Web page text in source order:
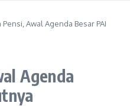
Pensi, Awal Agenda Besar PAI
Agenda